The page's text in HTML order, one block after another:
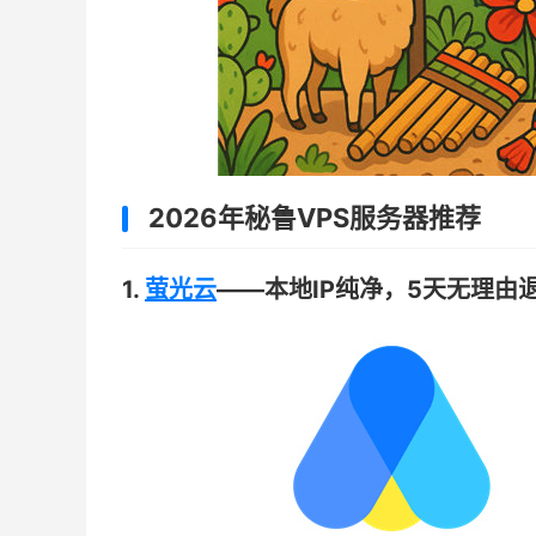
2026年秘鲁VPS服务器推荐
1. 萤光云——本地IP纯净，5天无理由